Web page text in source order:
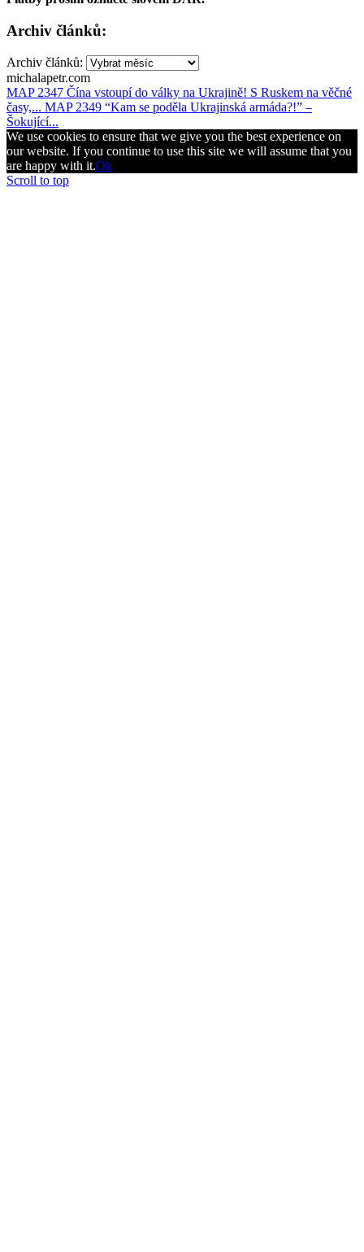
Archiv článků:
Archiv článků:
michalapetr.com
MAP 2347 Čína vstoupí do války na Ukrajině! S Ruskem na věčné
časy,... MAP 2349 “Kam se poděla Ukrajinská armáda?!” –
Šokující...
We use cookies to ensure that we give you the best experience on
our website. If you continue to use this site we will assume that you
are happy with it.Ok
Scroll to top